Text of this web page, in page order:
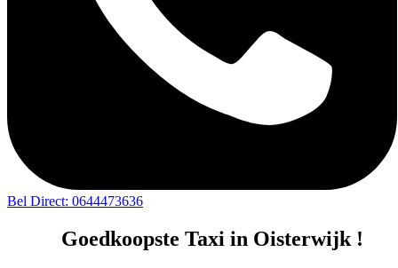
Bel Direct: 0644473636
Goedkoopste Taxi in Oisterwijk !